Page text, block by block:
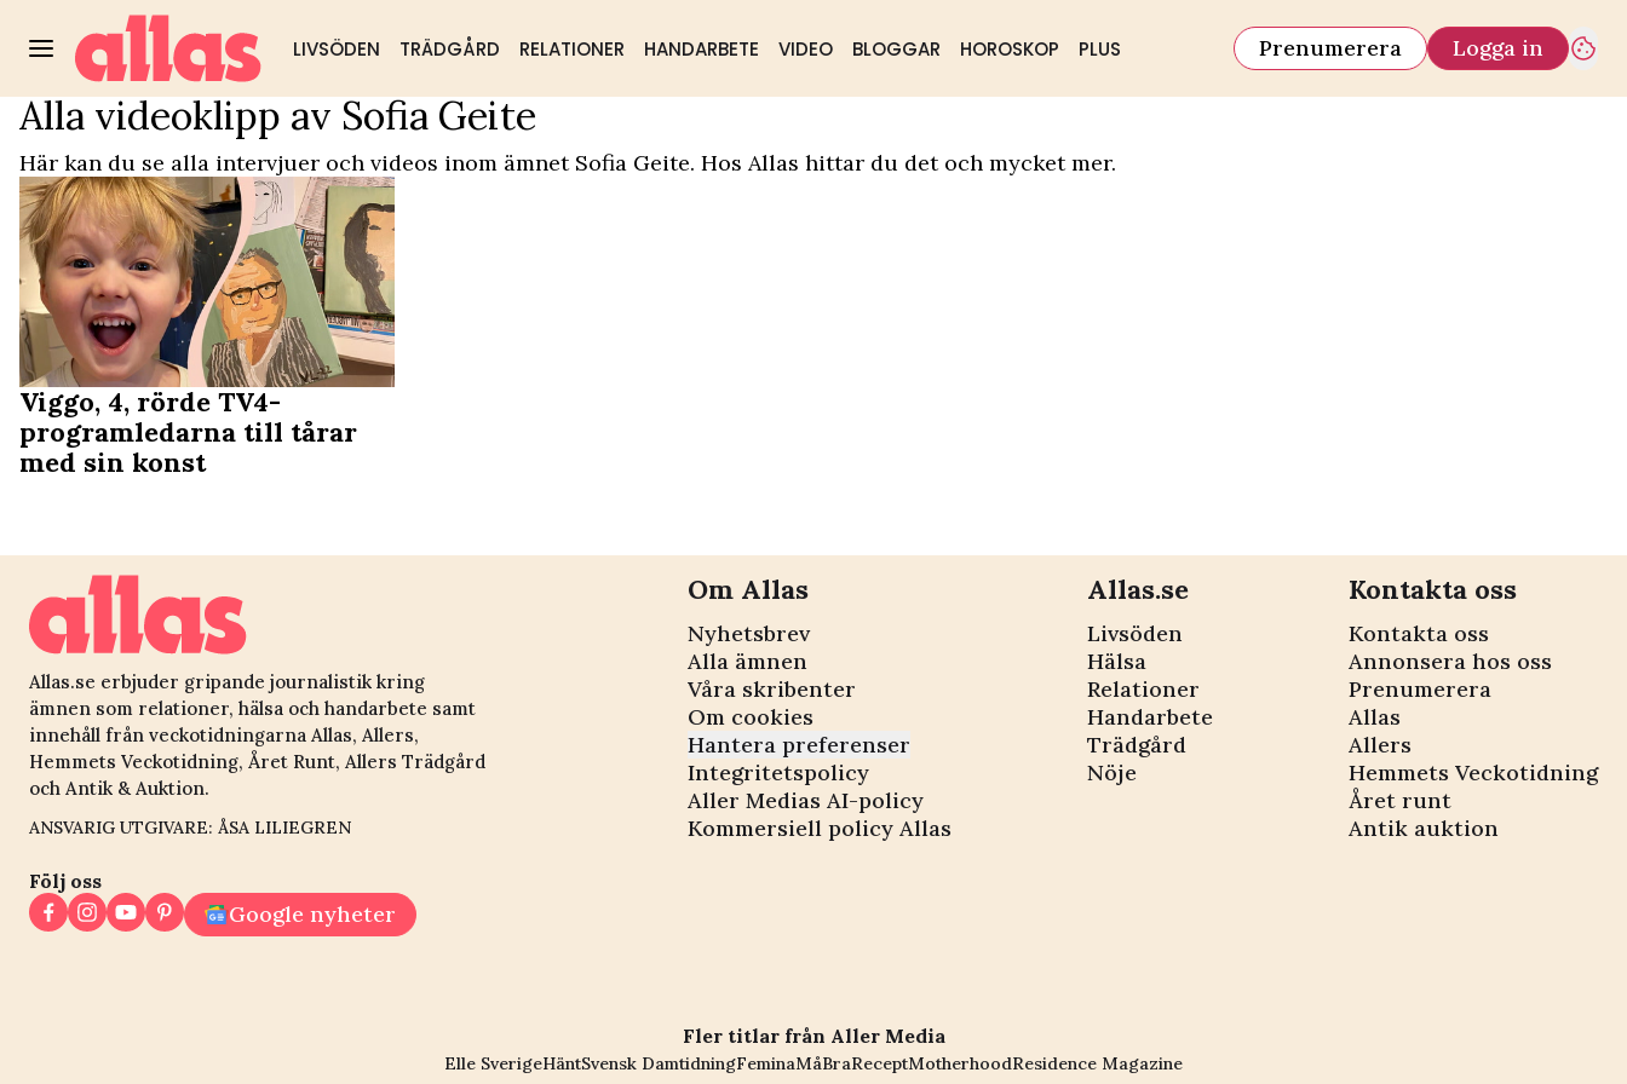
LIVSÖDEN TRÄDGÅRD RELATIONER HANDARBETE VIDEO BLOGGAR HOROSKOP PLUS Prenumerera Logga in
Populärt: Trädgård DIY & husmorstips Hälsa & välmående
Video Start/Sofia Geite
Alla videoklipp av Sofia Geite
Här kan du se alla intervjuer och videos inom ämnet Sofia Geite. Hos Allas hittar du det och mycket mer.
Viggo, 4, rörde TV4-
programledarna till tårar
med sin konst
Allas.se erbjuder gripande journalistik kring
ämnen som relationer, hälsa och handarbete samt
innehåll från veckotidningarna Allas, Allers,
Hemmets Veckotidning, Året Runt, Allers Trädgård
och Antik & Auktion.
ANSVARIG UTGIVARE: ÅSA LILIEGREN
Följ oss
Google nyheter
Om Allas
Nyhetsbrev
Alla ämnen
Våra skribenter
Om cookies
Hantera preferenser
Integritetspolicy
Aller Medias AI-policy
Kommersiell policy Allas
Allas.se
Livsöden
Hälsa
Relationer
Handarbete
Trädgård
Nöje
Kontakta oss
Kontakta oss
Annonsera hos oss
Prenumerera
Allas
Allers
Hemmets Veckotidning
Året runt
Antik auktion
Fler titlar från Aller Media
Elle SverigeHäntSvensk DamtidningFeminaMåBraReceptMotherhoodResidence Magazine